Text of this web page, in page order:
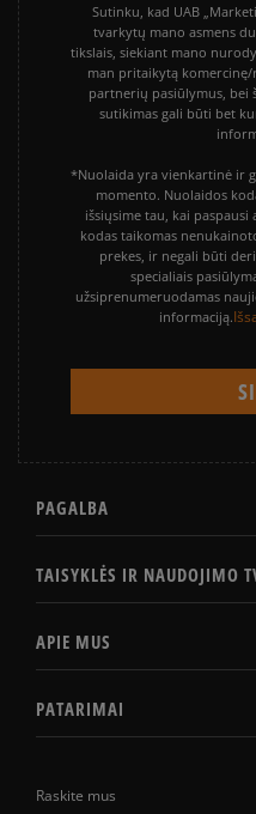
Raskite mus
Sutinku, kad UAB
tvarkytų mano asmens
tikslais, siekiant mano
man pritaikytą
partnerių pasiūlymus, bei
sutikimas gali būti bet
*Nuolaida yra vienkartinė ir
momento. Nuolaidos
išsiųsime tau, kai
kodas taikomas
prekes, ir negali būti
specialiais
užsiprenumeruodamas
informaciją.
PAGALBA
TAISYKLĖS IR NAUDOJIMO
APIE MUS
PATARIMAI